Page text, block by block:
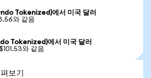
Tokenized)에서 미국 달러
와 같음
Tokenized)에서 미국 달러
와 같음
보기